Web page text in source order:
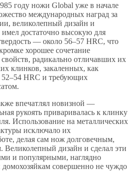
году ножи Global уже в начале
международных наград за
великолепный дизайн и
достаточно высокую для
— около 56–57 HRC, что
хорошее сочетание
радикально отличавших их
клинков, закаленных, как
HRC и требующих
впечатлял новизной —
рукоять приваривалась к клинку
Использование на металлических
исключало их
делая сам нож долговечным,
дизайн и сделал эти
и популярными, наглядно
домохозяйкам совершенно не чуждо